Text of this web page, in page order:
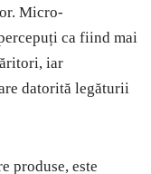
Micro-
ca fiind mai
iar
datorită legăturii
produse, este